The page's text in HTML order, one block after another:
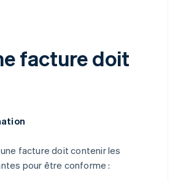
facture doit
facture doit contenir les
pour être conforme :